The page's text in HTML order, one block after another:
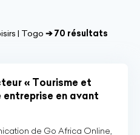
| Togo ➔ 70 résultats
« Tourisme et
entreprise en avant
de Go Africa Online,